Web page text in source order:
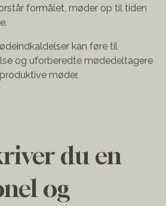
formålet, møder op til tiden
kan føre til
og uforberedte mødedeltagere
møder.
du en
og